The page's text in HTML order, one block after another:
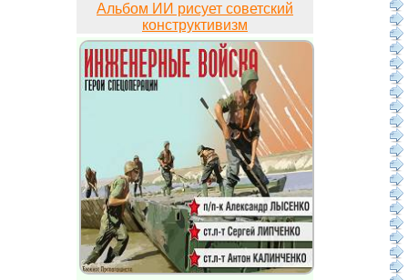
Альбом ИИ рисует советский
конструктивизм